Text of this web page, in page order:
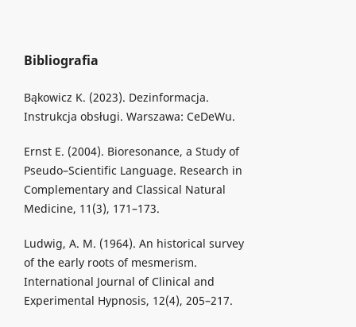
Bibliografia
Bąkowicz K. (2023). Dezinformacja.
Instrukcja obsługi. Warszawa: CeDeWu.
Ernst E. (2004). Bioresonance, a Study of
Pseudo–Scientific Language. Research in
Complementary and Classical Natural
Medicine, 11(3), 171–173.
Ludwig, A. M. (1964). An historical survey
of the early roots of mesmerism.
International Journal of Clinical and
Experimental Hypnosis, 12(4), 205–217.